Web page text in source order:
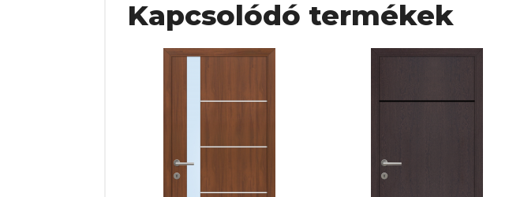
Kapcsolódó termékek